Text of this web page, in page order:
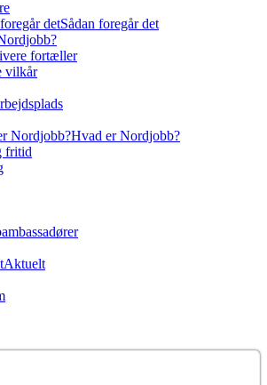
Sådan foregår det
fortæller
vilkår
Hvad er Nordjobb?
fritid
Aktuelt